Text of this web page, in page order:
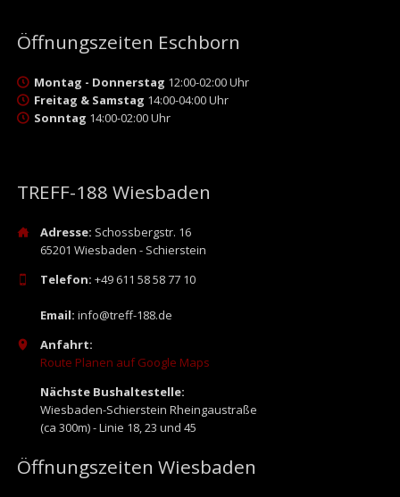
Öffnungszeiten Eschborn
Montag - Donnerstag 12:00-02:00 Uhr
Freitag & Samstag 14:00-04:00 Uhr
Sonntag 14:00-02:00 Uhr
TREFF-188 Wiesbaden
Adresse: Schossbergstr. 16
65201 Wiesbaden - Schierstein
Telefon: +49 611 58 58 77 10
Email: info@treff-188.de
Anfahrt:
Route Planen auf Google Maps
Nächste Bushaltestelle:
Wiesbaden-Schierstein Rheingaustraße
(ca 300m) - Linie 18, 23 und 45
Öffnungszeiten Wiesbaden